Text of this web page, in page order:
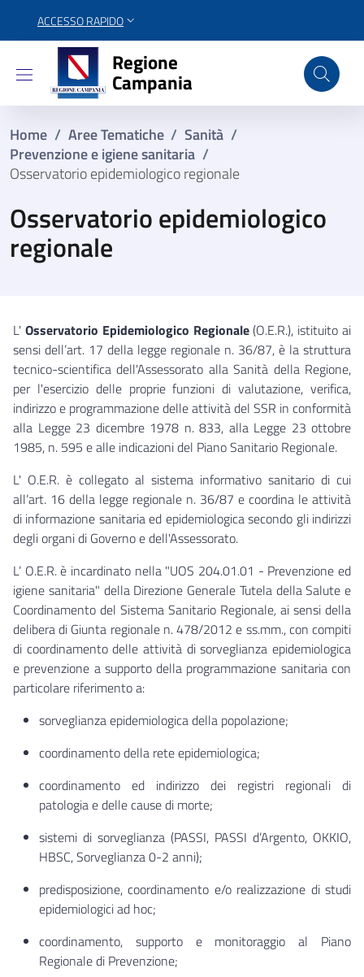
ACCESSO RAPIDO
Regione Campania
Regione
Campania
Home / Aree Tematiche / Sanità /
Prevenzione e igiene sanitaria /
Osservatorio epidemiologico regionale
Osservatorio epidemiologico
regionale
L' Osservatorio Epidemiologico Regionale(O.E.R.), istituito ai
sensi dell’art. 17 della legge regionale n. 36/87, è la struttura
tecnico-scientifica dell'Assessorato alla Sanità della Regione,
per l'esercizio delle proprie funzioni di valutazione, verifica,
indirizzo e programmazione delle attività del SSR in conformità
alla Legge 23 dicembre 1978 n. 833, alla Legge 23 ottobre
1985, n. 595 e alle indicazioni del Piano Sanitario Regionale.
L' O.E.R. è collegato al sistema informativo sanitario di cui
all’art. 16 della legge regionale n. 36/87 e coordina le attività
di informazione sanitaria ed epidemiologica secondo gli indirizzi
degli organi di Governo e dell'Assessorato.
L’ O.E.R. è incardinato nella "UOS 204.01.01 - Prevenzione ed
igiene sanitaria" della Direzione Generale Tutela della Salute e
Coordinamento del Sistema Sanitario Regionale, ai sensi della
delibera di Giunta regionale n. 478/2012 e ss.mm., con compiti
di coordinamento delle attività di sorveglianza epidemiologica
e prevenzione a supporto della programmazione sanitaria con
particolare riferimento a:
sorveglianza epidemiologica della popolazione;
coordinamento della rete epidemiologica;
coordinamento ed indirizzo dei registri regionali di
patologia e delle cause di morte;
sistemi di sorveglianza (PASSI, PASSI d’Argento, OKKIO,
HBSC, Sorveglianza 0-2 anni);
predisposizione, coordinamento e/o realizzazione di studi
epidemiologici ad hoc;
coordinamento, supporto e monitoraggio al Piano
Regionale di Prevenzione;